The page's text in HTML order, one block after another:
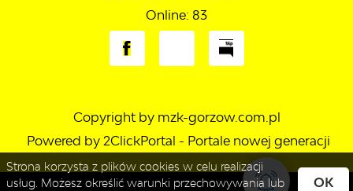
Online: 83
Copyright by mzk-gorzow.com.pl
Powered by 2ClickPortal - Portale nowej generacji
Strona korzysta z plików cookies w celu realizacji
usług. Możesz określić warunki przechowywania lub
OK